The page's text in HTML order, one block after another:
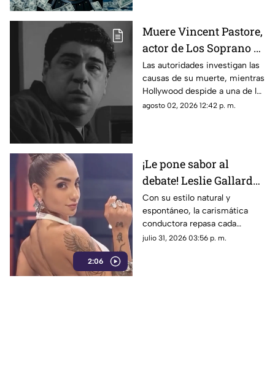
Muere Vincent Pastore,
actor de Los Soprano y
Buenos Muchachos;
esto se sabe de su
fallecimiento
Las autoridades investigan las
causas de su muerte, mientras
Hollywood despide a una de las
figuras más emblemáticas del
agosto 02, 2026 12:42 p. m.
2:06
¡Le pone sabor al
debate! Leslie Gallardo
conquista el PreShow
de MasterChef 24/7
analizando las
polémicas
Con su estilo natural y
espontáneo, la carismática
conductora repasa cada
semana los momentos más
julio 31, 2026 03:56 p. m.